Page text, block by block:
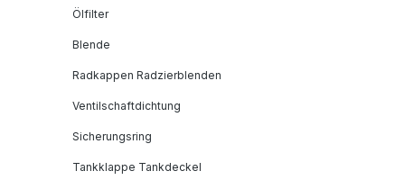
Ölfilter
Blende
Radkappen Radzierblenden
Ventilschaftdichtung
Sicherungsring
Tankklappe Tankdeckel